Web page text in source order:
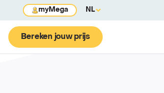
myMega NL
Bereken jouw prijs